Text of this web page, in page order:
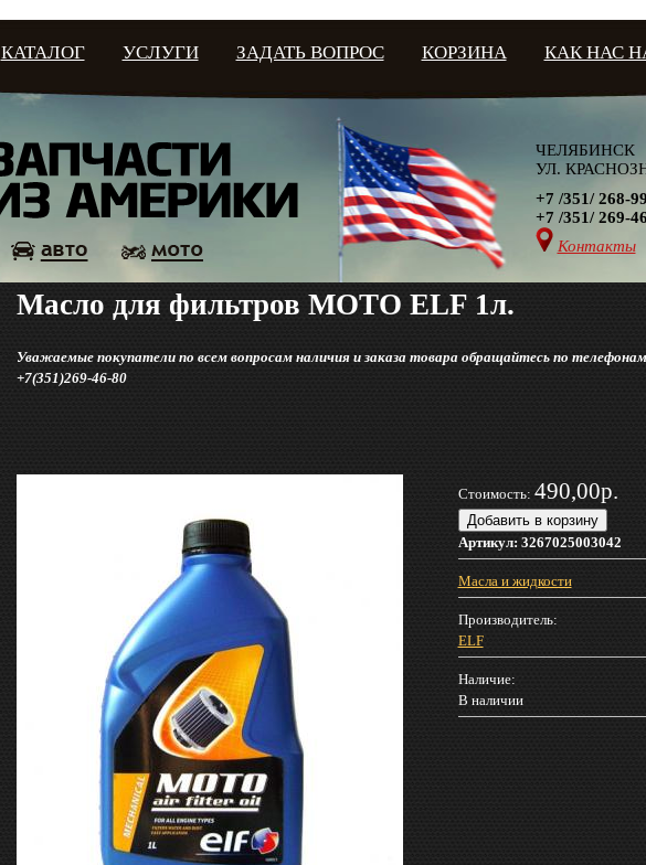
КАТАЛОГ УСЛУГИ ЗАДАТЬ ВОПРОС КОРЗИНА КАК НАС
ЧЕЛЯБИНСК
УЛ.
+7 /351/ 268-
+7 /351/ 269-
Контакты
Масло для фильтров МОТО ELF 1л.
Уважаемые покупатели по всем вопросам наличия и заказа товара обращайтесь по
+7(351)269-46-80
Стоимость: 490,00р.
Артикул: 3267025003042
Масла и жидкости
Производитель:
ELF
Наличие:
В наличии